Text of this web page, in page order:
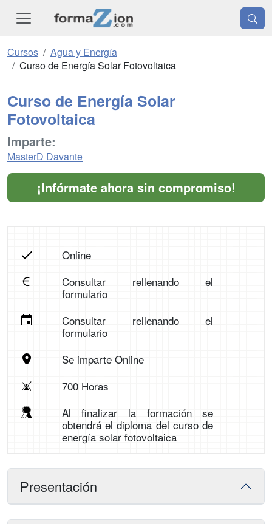
Cursos
Agua y Energía
Curso de Energía Solar Fotovoltaica
Curso de Energía Solar
Fotovoltaica
Imparte:
MasterD Davante
¡Infórmate ahora sin compromiso!
Online
Consultar rellenando el
formulario
Consultar rellenando el
formulario
Se imparte Online
700 Horas
Al finalizar la formación se
obtendrá el diploma del curso de
energía solar fotovoltaica
Presentación